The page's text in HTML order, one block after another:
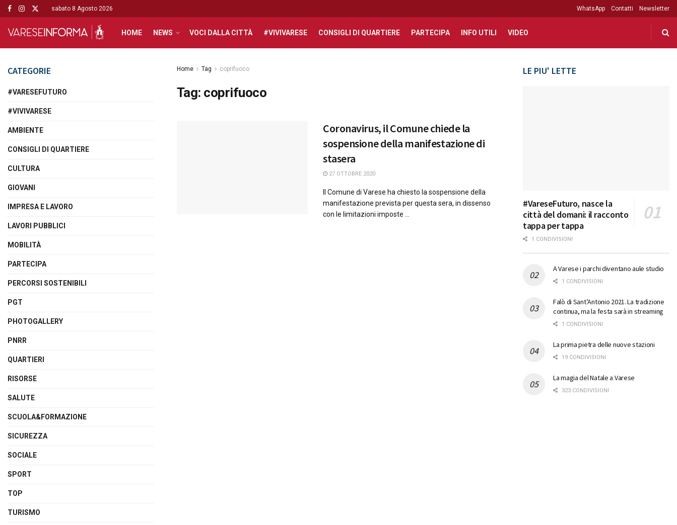
sabato 8 Agosto 2026 WhatsApp Contatti Newsletter
HOME NEWS VOCI DALLA CITTÀ #VIVIVARESE CONSIGLI DI QUARTIERE PARTECIPA INFO UTILI VIDEO
Home Tag coprifuoco
Tag: coprifuoco
Coronavirus, il Comune chiede la
sospensione della manifestazione di
stasera
27 OTTOBRE 2020
Il Comune di Varese ha chiesto la sospensione della
manifestazione prevista per questa sera, in dissenso
con le limitazioni imposte ...
CATEGORIE
#VARESEFUTURO
#VIVIVARESE
AMBIENTE
CONSIGLI DI QUARTIERE
CULTURA
GIOVANI
IMPRESA E LAVORO
LAVORI PUBBLICI
MOBILITÀ
PARTECIPA
PERCORSI SOSTENIBILI
PGT
PHOTOGALLERY
PNRR
QUARTIERI
RISORSE
SALUTE
SCUOLA&FORMAZIONE
SICUREZZA
SOCIALE
SPORT
TOP
TURISMO
LE PIU' LETTE
#VareseFuturo, nasce la
città del domani: il racconto
tappa per tappa
1 CONDIVISIONI
A Varese i parchi diventano aule studio
1 CONDIVISIONI
Falò di Sant’Antonio 2021. La tradizione
continua, ma la festa sarà in streaming
1 CONDIVISIONI
La prima pietra delle nuove stazioni
19 CONDIVISIONI
La magia del Natale a Varese
323 CONDIVISIONI